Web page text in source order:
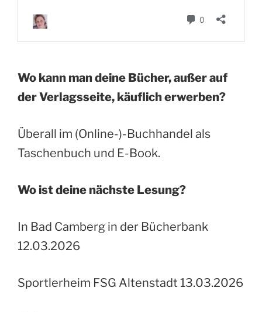
Wo kann man deine Bücher, außer auf
der Verlagsseite, käuflich erwerben?
Überall im (Online-)-Buchhandel als
Taschenbuch und E-Book.
Wo ist deine nächste Lesung?
In Bad Camberg in der Bücherbank
12.03.2026
Sportlerheim FSG Altenstadt 13.03.2026